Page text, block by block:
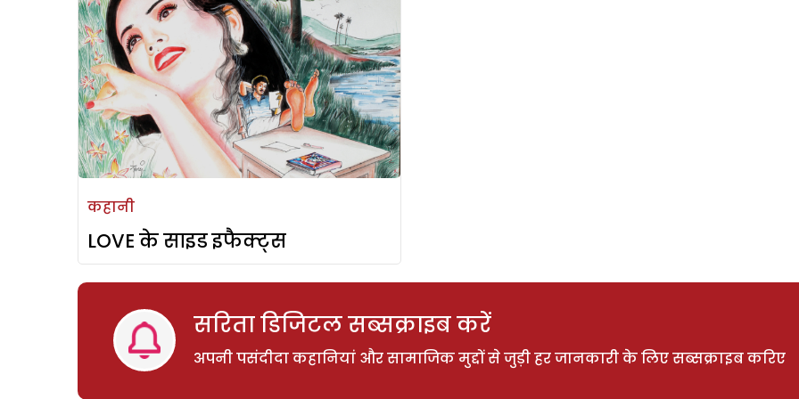
कहानी
LOVE के साइड इफैक्ट्स
सरिता डिजिटल सब्सक्राइब करें
अपनी पसंदीदा कहानियां और सामाजिक मुद्दों से जुड़ी हर जानकारी के लिए सब्सक्राइब करिए